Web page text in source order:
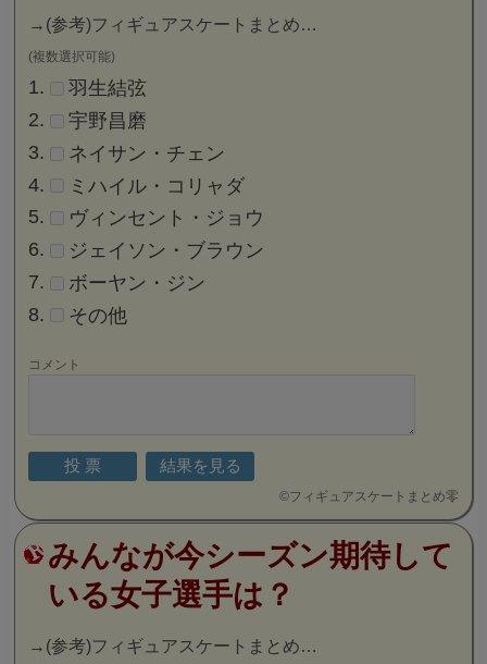
→ (参考)フィギュアスケートまとめ…
(複数選択可能)
羽生結弦
宇野昌磨
ネイサン・チェン
ミハイル・コリャダ
ヴィンセント・ジョウ
ジェイソン・ブラウン
ボーヤン・ジン
その他
コメント
©フィギュアスケートまとめ零
みんなが今シーズン期待して
いる女子選手は？
→ (参考)フィギュアスケートまとめ…